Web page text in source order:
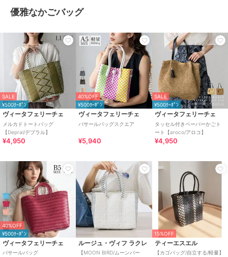
優雅なかごバッグ
SALE
¥500ｸｰﾎﾟﾝ
ヴィータフェリーチェ
メルカドトートバッグ
【Depral/デプラル】
¥4,950
40%OFF
¥500ｸｰﾎﾟﾝ
ヴィータフェリーチェ
パサールバッグスクエア
¥5,940
SALE
¥500ｸｰﾎﾟﾝ
ヴィータフェリーチェ
タッセル付きペーパーかごト
ート【aroco/アロコ】
¥4,950
40%OFF
¥500ｸｰﾎﾟﾝ
ヴィータフェリーチェ
パサールバッグ
ルージュ・ヴィフ ラクレ
【MOON BIRD/ムーンバー
15%OFF
ティーエスエル
【カゴバッグ/自立する/軽量】